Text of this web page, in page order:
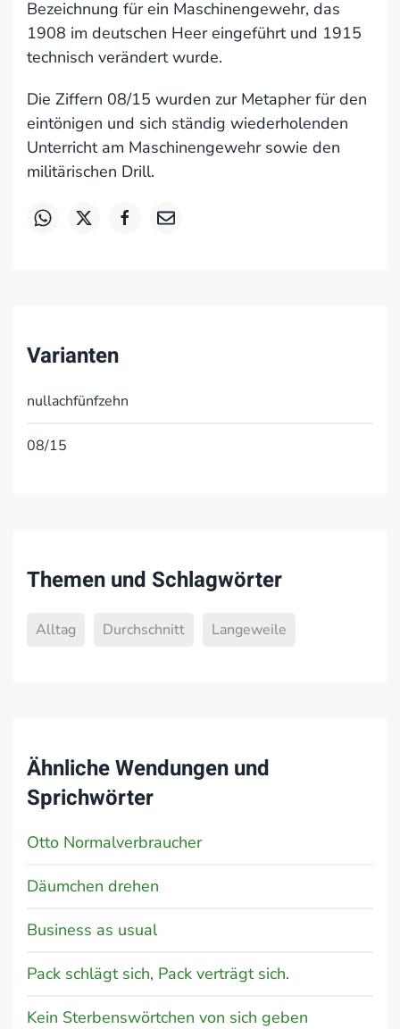
Bezeichnung für ein Maschinengewehr, das
1908 im deutschen Heer eingeführt und 1915
technisch verändert wurde.
Die Ziffern 08/15 wurden zur Metapher für den
eintönigen und sich ständig wiederholenden
Unterricht am Maschinengewehr sowie den
militärischen Drill.
Varianten
nullachfünfzehn
08/15
Themen und Schlagwörter
Alltag Durchschnitt Langeweile
Ähnliche Wendungen und
Sprichwörter
Otto Normalverbraucher
Däumchen drehen
Business as usual
Pack schlägt sich, Pack verträgt sich.
Kein Sterbenswörtchen von sich geben